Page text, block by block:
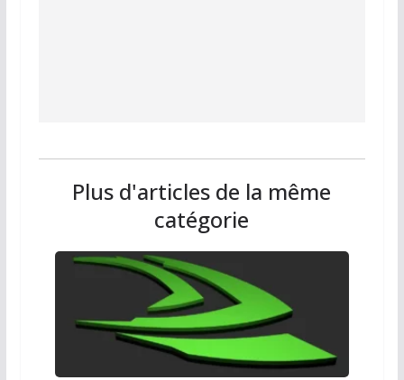
Plus d'articles de la même
catégorie